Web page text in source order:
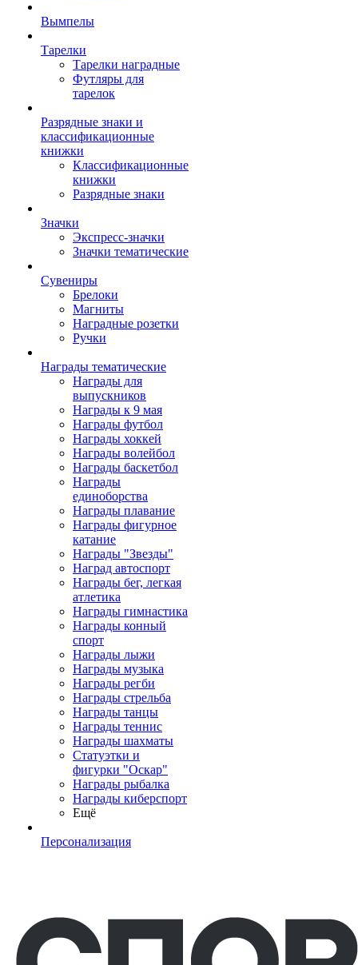
Вымпелы
Тарелки
Тарелки наградные
Футляры для
тарелок
Разрядные знаки и
классификационные
книжки
Классификационные
книжки
Разрядные знаки
Значки
Экспресс-значки
Значки тематические
Сувениры
Брелоки
Магниты
Наградные розетки
Ручки
Награды тематические
Награды для
выпускников
Награды к 9 мая
Награды футбол
Награды хоккей
Награды волейбол
Награды баскетбол
Награды
единоборства
Награды плавание
Награды фигурное
катание
Награды "Звезды"
Наград автоспорт
Награды бег, легкая
атлетика
Награды гимнастика
Награды конный
спорт
Награды лыжи
Награды музыка
Награды регби
Награды стрельба
Награды танцы
Награды теннис
Награды шахматы
Статуэтки и
фигурки "Оскар"
Награды рыбалка
Награды киберспорт
Ещё
Персонализация